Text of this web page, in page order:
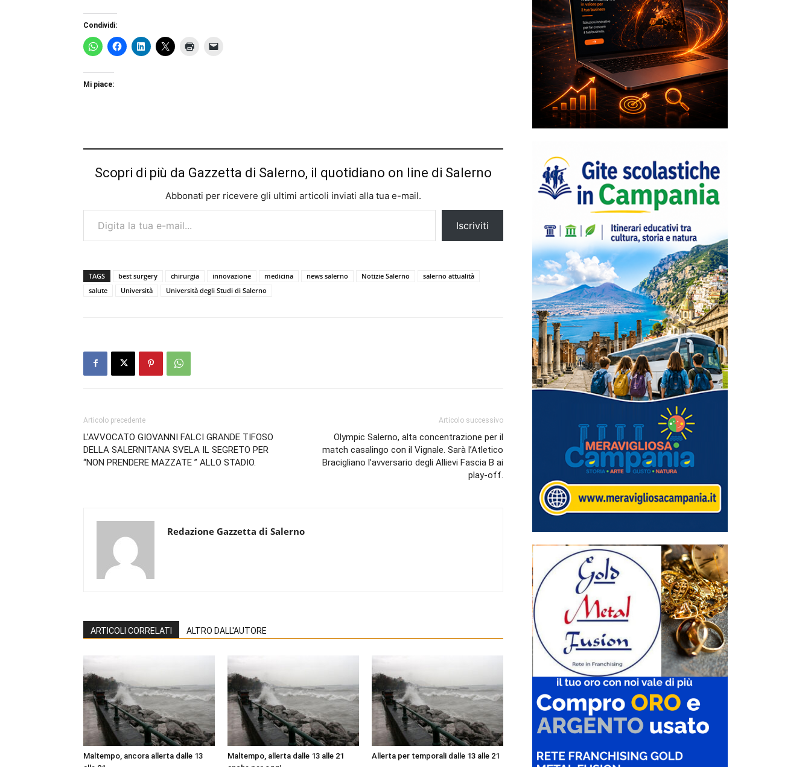
Condividi:
Mi piace:
Scopri di più da Gazzetta di Salerno, il quotidiano on line di Salerno
Abbonati per ricevere gli ultimi articoli inviati alla tua e-mail.
Digita la tua e-mail...
Iscriviti
TAGS best surgery chirurgia innovazione medicina news salerno Notizie Salerno
salerno attualità
salute
Università Università degli Studi di Salerno
Articolo precedente
L’AVVOCATO GIOVANNI FALCI GRANDE TIFOSO
DELLA SALERNITANA SVELA IL SEGRETO PER
“NON PRENDERE MAZZATE ” ALLO STADIO.
Articolo successivo
Olympic Salerno, alta concentrazione per il
match casalingo con il Vignale. Sarà l’Atletico
Bracigliano l’avversario degli Allievi Fascia B ai
play-off.
Redazione Gazzetta di Salerno
ARTICOLI CORRELATI ALTRO DALL'AUTORE
Maltempo, ancora allerta dalle 13
Maltempo, allerta dalle 13 alle 21
Allerta per temporali dalle 13 alle 21